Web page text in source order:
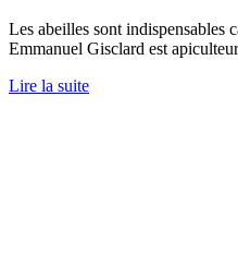
Les abeilles sont indispensables
Emmanuel Gisclard est
Lire la suite